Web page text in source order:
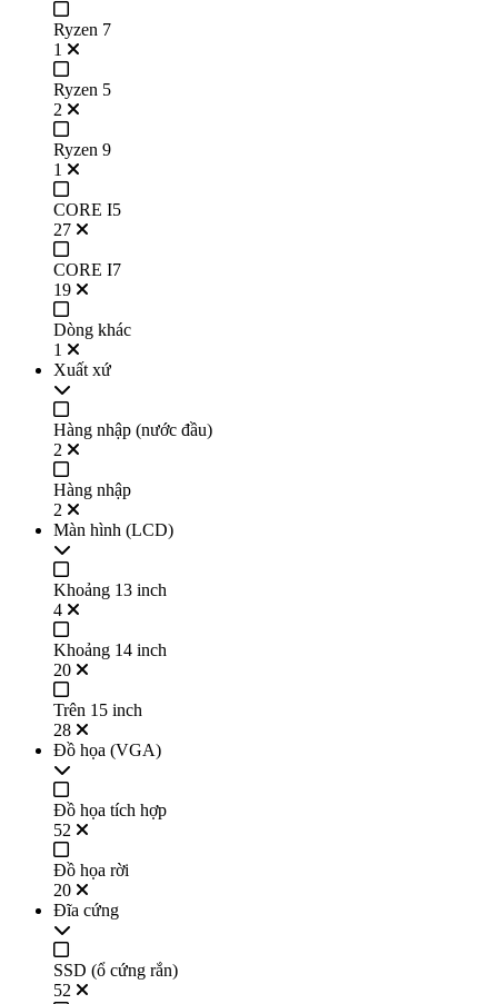
Ryzen 7
1
Ryzen 5
2
Ryzen 9
1
CORE I5
27
CORE I7
19
Dòng khác
1
Xuất xứ
Hàng nhập (nước đầu)
2
Hàng nhập
2
Màn hình (LCD)
Khoảng 13 inch
4
Khoảng 14 inch
20
Trên 15 inch
28
Đồ họa (VGA)
Đồ họa tích hợp
52
Đồ họa rời
20
Đĩa cứng
SSD (ổ cứng rắn)
52